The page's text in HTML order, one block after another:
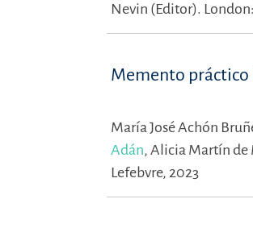
Nevin (Editor).
Memento
María José Achón
Adán, Alicia Martín de
Lefebvre, 2023